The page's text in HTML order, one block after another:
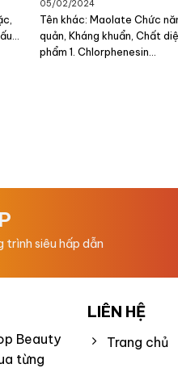
05/02/2024
Tên khác: Maolate Chức
quản, Kháng khuẩn, Chất
phẩm 1. Chlorphenesin...
trình siêu hấp dẫn
Beauty
từng
LIÊN HỆ
Trang chủ